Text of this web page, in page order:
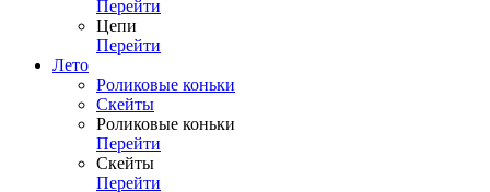
Перейти
Цепи
Перейти
Лето
Роликовые коньки
Скейты
Роликовые коньки
Перейти
Скейты
Перейти